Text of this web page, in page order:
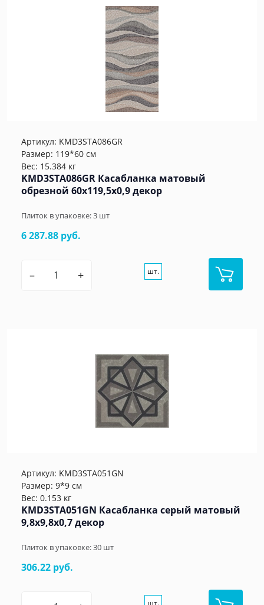
Артикул: KMD3STA086GR
Размер: 119*60 см
Вес: 15.384 кг
KMD3STA086GR Касабланка матовый
обрезной 60x119,5x0,9 декор
Плиток в упаковке:3 шт
6 287.88 руб.
– + шт.
Артикул: KMD3STA051GN
Размер: 9*9 см
Вес: 0.153 кг
KMD3STA051GN Касабланка серый матовый
9,8x9,8x0,7 декор
Плиток в упаковке:30 шт
306.22 руб.